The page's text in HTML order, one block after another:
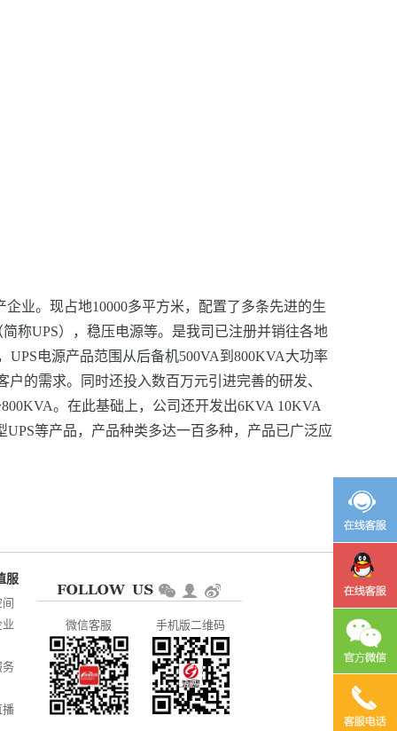
业。现占地10000多平方米，配置了多条先进的生
称UPS），稳压电源等。是我司已注册并销往各地
电源产品范围从后备机500VA到800KVA大功率
的需求。同时还投入数百万元引进完善的研发、
。在此基础上，公司还开发出6KVA 10KVA
等产品，产品种类多达一百多种，产品已广泛应
业
务
播
微信客服 手机版二维码